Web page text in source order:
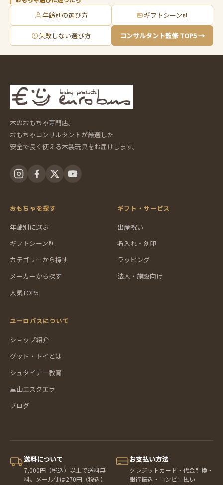
年齢別の選び方 ギフトシーン別
失敗しない選び方 コンサルタント監修 TOP5 →
木のおもちゃ専門店。
おもちゃコンサルタントが厳選した
安全で長く使える木製玩具をお届けします。
おもちゃを探す
年齢別に選ぶ
ギフトシーン別
カテゴリーから探す
メーカーから探す
人気TOP5
ギフト・サービス
出産祝い
名入れ・刻印
ラッピング
法人・施設向け
ユーロバスについて
ショップ紹介
グッド・トイとは
シュタイナー教育
里山エスクエラ
ブログ
送料について
7,000円（税込）以上で送料無
料。メール便は270円（税込）
お支払い方法
クレジットカード・代金引換・
銀行振込・コンビニ払い